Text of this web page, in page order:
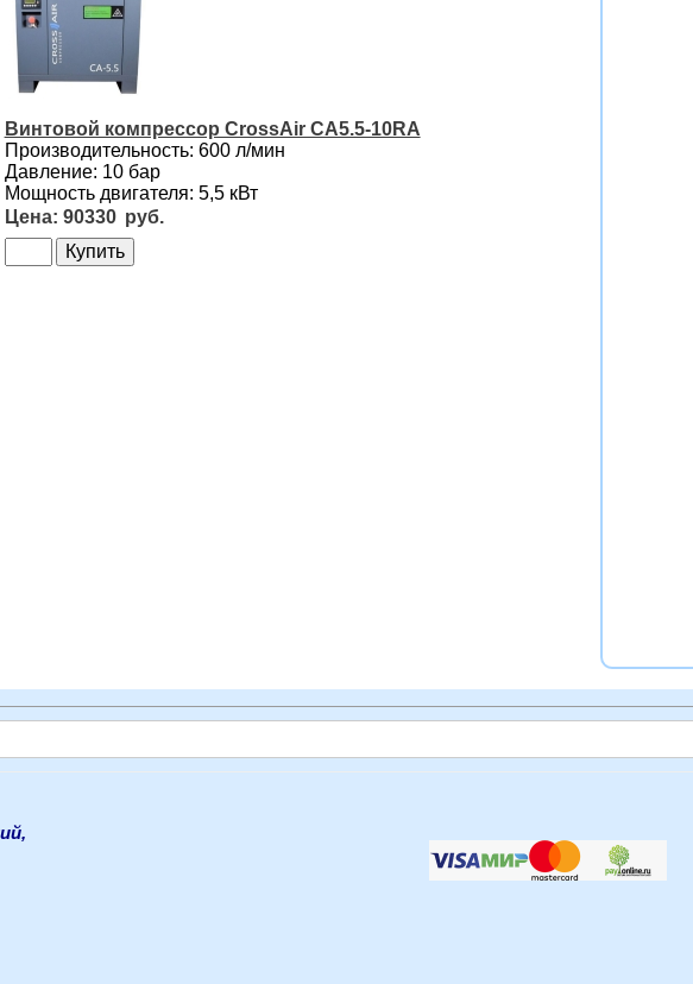
Винтовой компрессор CrossAir CA5.5-10RA
Производительность: 600 л/мин
Давление: 10 бар
Мощность двигателя: 5,5 кВт
90330